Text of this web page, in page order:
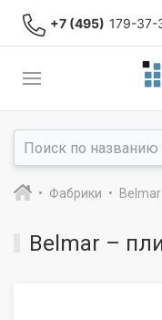
+7 (495) 179-37-
Фабрики Belmar
Belmar –